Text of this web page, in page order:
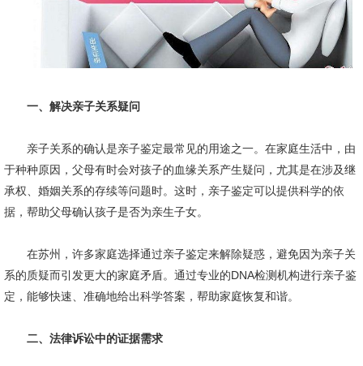
一、解决亲子关系疑问
亲子关系的确认是亲子鉴定最常见的用途之一。在家庭生活中，由
于种种原因，父母有时会对孩子的血缘关系产生疑问，尤其是在涉及继
承权、婚姻关系的存续等问题时。这时，亲子鉴定可以提供科学的依
据，帮助父母确认孩子是否为亲生子女。
在苏州，许多家庭选择通过亲子鉴定来解除疑惑，避免因为亲子关
系的质疑而引发更大的家庭矛盾。通过专业的DNA检测机构进行亲子鉴
定，能够快速、准确地给出科学答案，帮助家庭恢复和谐。
二、法律诉讼中的证据需求